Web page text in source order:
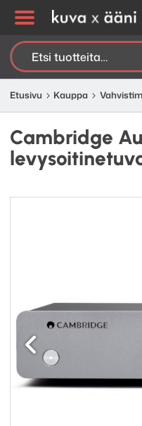
Etsi:
Etusivu Kauppa
Cambridge
Edellinen